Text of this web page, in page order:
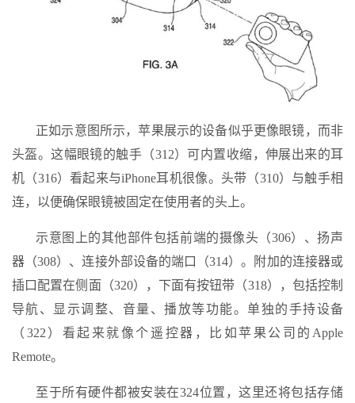
正如示意图所示，苹果展示的设备似乎更像眼镜，而非
头盔。这幅眼镜的触手（312）可内置收缩，伸展出来的耳
机（316）看起来与iPhone耳机很像。头带（310）与触手相
连，以便确保眼镜被固定在使用者的头上。
示意图上的其他部件包括前端的摄像头（306）、扬声
器（308）、连接外部设备的端口（314）。附加的连接器或
插口配置在侧面（320），下面有按钮带（318），包括控制
导航、显示调整、音量、播放等功能。单独的手持设备
（322）看起来就像个遥控器，比如苹果公司的Apple
Remote。
至于所有硬件都被安装在324位置，这里还将包括存储